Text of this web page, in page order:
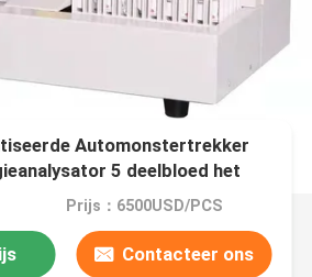
Automonstertrekker
5 deelbloed het
Prijs：6500USD/PCS
Contacteer ons